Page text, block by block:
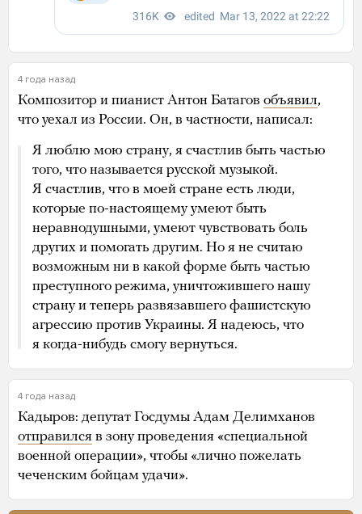
4 года назад
Композитор и пианист Антон Батагов объявил,
что уехал из России. Он, в частности, написал:
Я люблю мою страну, я счастлив быть частью
того, что называется русской музыкой.
Я счастлив, что в моей стране есть люди,
которые по-настоящему умеют быть
неравнодушными, умеют чувствовать боль
других и помогать другим. Но я не считаю
возможным ни в какой форме быть частью
преступного режима, уничтожившего нашу
страну и теперь развязавшего фашистскую
агрессию против Украины. Я надеюсь, что
я когда-нибудь смогу вернуться.
4 года назад
Кадыров: депутат Госдумы Адам Делимханов
отправился в зону проведения «специальной
военной операции», чтобы «лично пожелать
чеченским бойцам удачи».